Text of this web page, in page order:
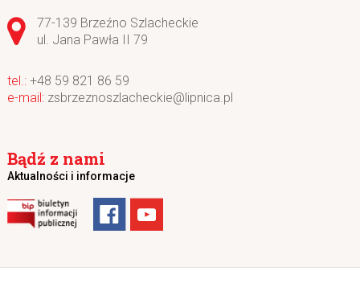
Adres pocztowy:
77-139 Brzeźno Szlacheckie
ul. Jana Pawła II 79
+48 59 821 86 59
zsbrzeznoszlacheckie@lipnica.pl
Bądź z nami
Aktualności i informacje